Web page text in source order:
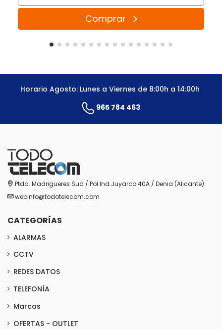
Comprar
Horario Agosto: Lunes a Viernes de 8:00h a 14:00h
965 784 463
Ptda. Madrigueres Sud / Pol.Ind.Juyarco 40A / Denia (Alicante)
webinfo@todotelecom.com
CATEGORÍAS
ALARMAS
CCTV
REDES DATOS
TELEFONÍA
Marcas
OFERTAS - OUTLET